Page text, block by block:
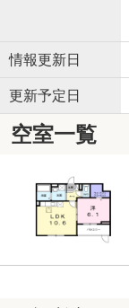
情報更新日
更新予定日
空室一覧